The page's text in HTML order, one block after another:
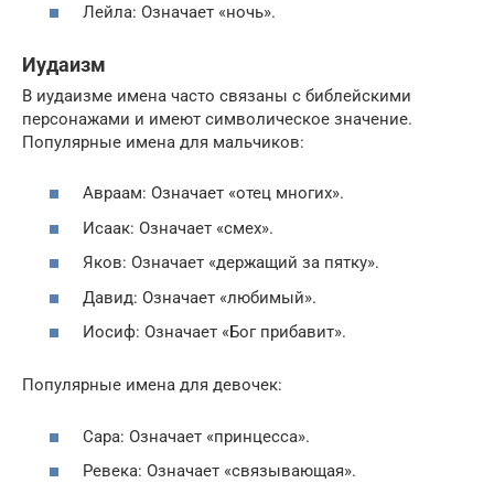
Лейла: Означает «ночь».
Иудаизм
В иудаизме имена часто связаны с библейскими
персонажами и имеют символическое значение.
Популярные имена для мальчиков:
Авраам: Означает «отец многих».
Исаак: Означает «смех».
Яков: Означает «держащий за пятку».
Давид: Означает «любимый».
Иосиф: Означает «Бог прибавит».
Популярные имена для девочек:
Сара: Означает «принцесса».
Ревека: Означает «связывающая».